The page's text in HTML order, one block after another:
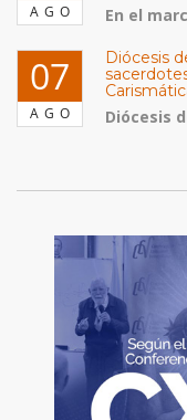
AGO En el
07
AGO
Diócesis
Diócesis